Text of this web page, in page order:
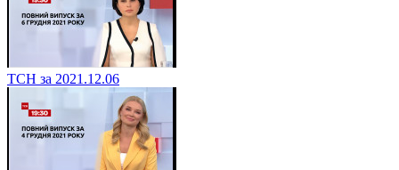
ТСН за 2021.12.06